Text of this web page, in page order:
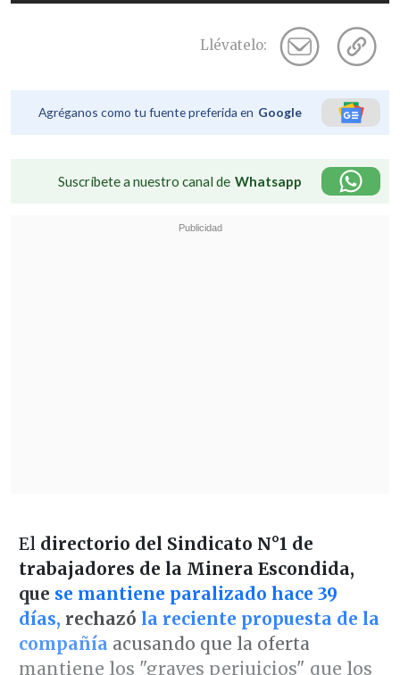
Llévatelo:
Agréganos como tu fuente preferida en Google
Suscríbete a nuestro canal de Whatsapp
El directorio del Sindicato N°1 de
trabajadores de la Minera Escondida,
que se mantiene paralizado hace 39
días, rechazó la reciente propuesta de la
compañía acusando que la oferta
mantiene los "graves perjuicios" que los